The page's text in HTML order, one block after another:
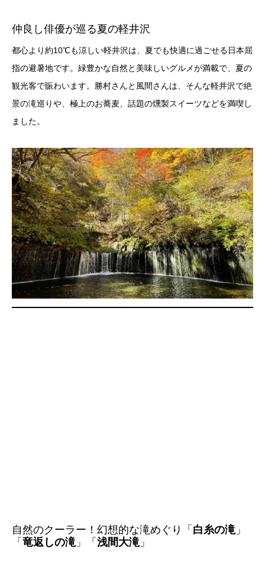
仲良し俳優が巡る夏の軽井沢
都心より約10℃も涼しい軽井沢は、夏でも快適に過ごせる日本屈
指の避暑地です。緑豊かな自然と美味しいグルメが満載で、夏の
観光客で賑わいます。勝村さんと風間さんは、そんな軽井沢で絶
景の滝巡りや、極上のお蕎麦、話題の燻製スイーツなどを満喫し
ました。
自然のクーラー！幻想的な滝めぐり「 白糸の滝」
「 竜返しの滝」「 浅間大滝」